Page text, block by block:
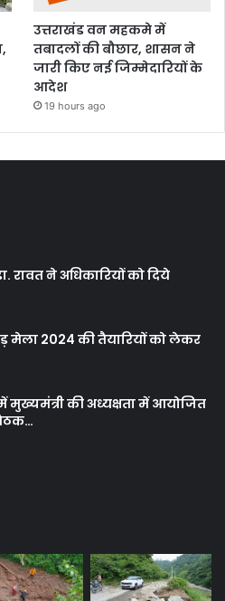
उत्तराखंड वन महकमे में
तबादलों की बौछार, शासन ने
जारी किए नई जिम्मेदारियों के
आदेश
19 hours ago
रावत ने अधिकारियों को दिये
मेला 2024 की तैयारियों को लेकर
मुख्यमंत्री की अध्यक्षता में आयोजित